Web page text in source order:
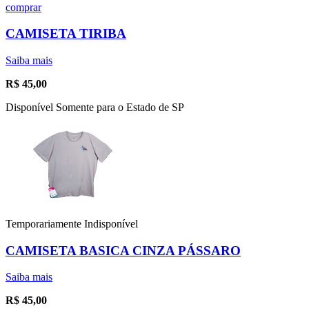
comprar
CAMISETA TIRIBA
Saiba mais
R$ 45,00
Disponível Somente para o Estado de SP
Temporariamente Indisponível
CAMISETA BASICA CINZA PÁSSARO
Saiba mais
R$ 45,00